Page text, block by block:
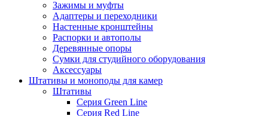
Зажимы и муфты
Адаптеры и переходники
Настенные кронштейны
Распорки и автополы
Деревянные опоры
Сумки для студийного оборудования
Аксессуары
Штативы и моноподы для камер
Штативы
Серия Green Line
Серия Red Line